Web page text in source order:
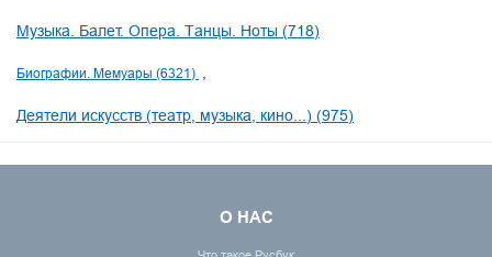
Музыка. Балет. Опера. Танцы. Ноты (718)
Биографии. Мемуары (6321)
Деятели искусств (театр, музыка, кино...) (975)
О НАС